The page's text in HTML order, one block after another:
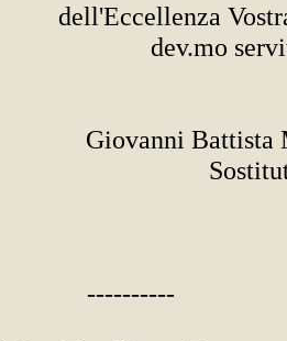
Vostra
Battista
----------